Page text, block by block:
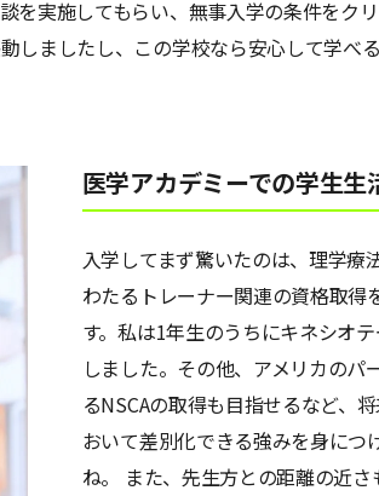
を実施してもらい、無事入学の条件をク
しましたし、この学校なら安心して学べ
医学アカデミーでの学生生
入学してまず驚いたのは、理学療
わたるトレーナー関連の資格取得
す。私は1年生のうちにキネシオ
しました。その他、アメリカのパ
るNSCAの取得も目指せるなど、
おいて差別化できる強みを身につ
ね。 また、先生方との距離の近